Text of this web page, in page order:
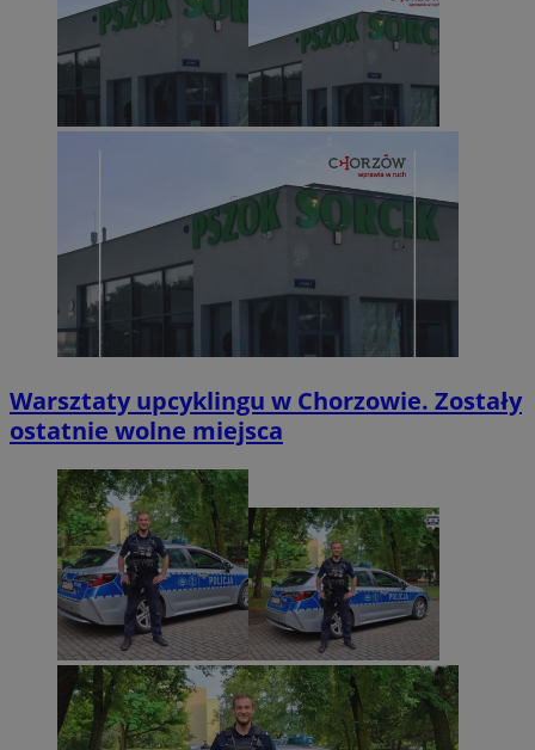
Warsztaty upcyklingu w Chorzowie. Zostały
ostatnie wolne miejsca